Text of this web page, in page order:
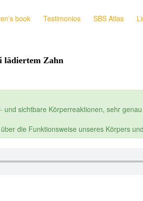
book Testimonios SBS Atlas
lädiertem Zahn
sichtbare Körperreaktionen, sehr
die Funktionsweise unseres Körpers